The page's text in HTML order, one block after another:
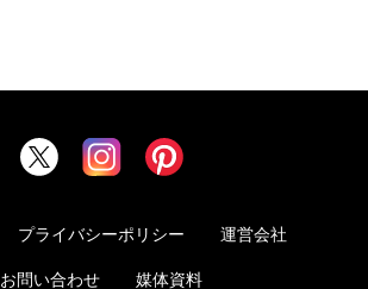
プライバシーポリシー 運営会社
お問い合わせ 媒体資料